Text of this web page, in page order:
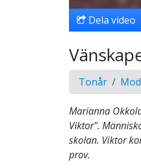
Dela video
Tonår
Marianna
Viktor".
skolan. Viktor
prov.